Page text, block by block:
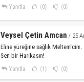
Yanıtla (0) (0)
Veysel Çetin Amcan / 25
Eline yüreğine sağlık Meltem'cim.
Sen bir Harikasın!
Yanıtla (1) (0)